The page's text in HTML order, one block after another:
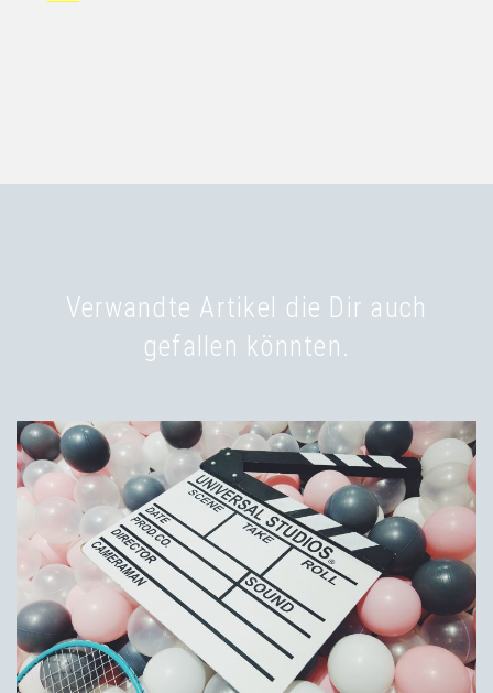
Verwandte Artikel die Dir auch
gefallen könnten.